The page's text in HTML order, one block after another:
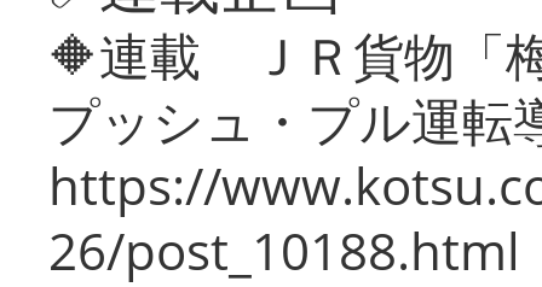
🔶連載 ＪＲ貨物「
プッシュ・プル運転
https://
26/post_10188.html